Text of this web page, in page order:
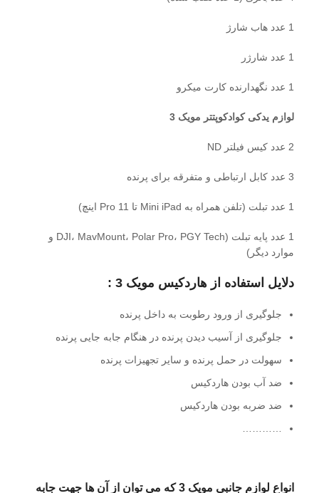
1 عدد هاب شارژ
1 عدد شارژر
1 عدد نگهدارنده کارت میکرو
لوازم یدکی کوادکوپتتر مویک 3
2 عدد کیس فیلتر ND
3 عدد کابل ارتباطی و متفرقه برای پرنده
1 عدد تبلت (تلفن همراه به Mini iPad تا Pro 11 اینچ)
1 عدد پایه تبلت (DJI، MavMount، Polar Pro، PGY Tech و
موارد دیگر)
دلایل استفاده از هاردکیس مویک 3 :
جلوگیری از ورود رطوبت به داخل پرنده
جلوگیری از آسیب دیدن پرنده در هنگام جابه جایی پرنده
سهولت در حمل پرنده و سایر تجهیزات پرنده
ضد آب بودن هاردکیس
ضد ضربه بودن هاردکیس
انواع لوازم جانبی مویک 3 که می توان از آن ها جهت جابه